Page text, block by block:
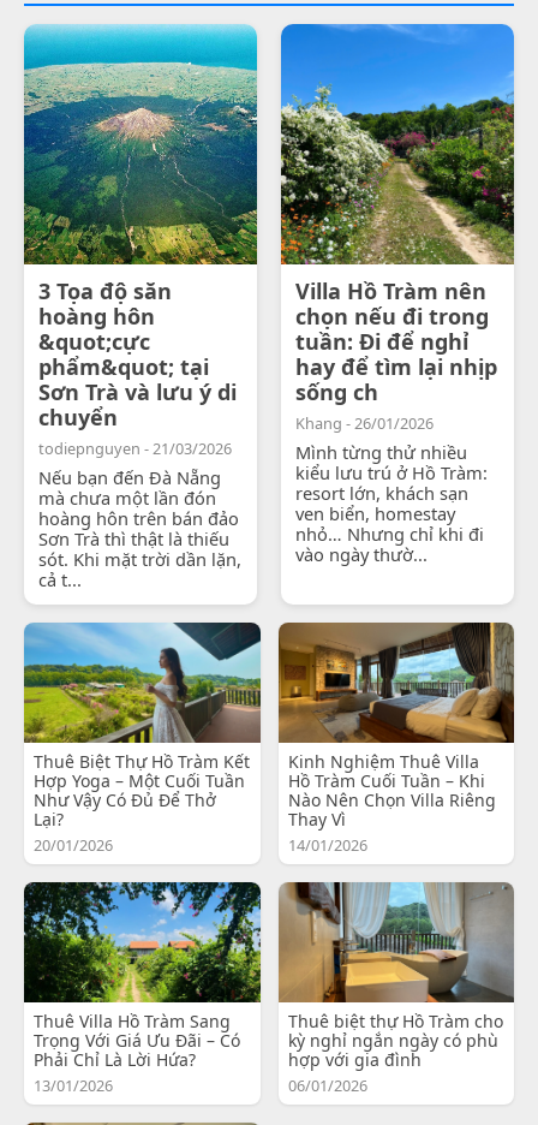
3 Tọa độ săn
hoàng hôn
&quot;cực
phẩm&quot; tại
Sơn Trà và lưu ý di
chuyển
todiepnguyen - 21/03/2026
Nếu bạn đến Đà Nẵng
mà chưa một lần đón
hoàng hôn trên bán đảo
Sơn Trà thì thật là thiếu
sót. Khi mặt trời dần lặn,
cả t...
Villa Hồ Tràm nên
chọn nếu đi trong
tuần: Đi để nghỉ
hay để tìm lại nhịp
sống ch
Khang - 26/01/2026
Mình từng thử nhiều
kiểu lưu trú ở Hồ Tràm:
resort lớn, khách sạn
ven biển, homestay
nhỏ… Nhưng chỉ khi đi
vào ngày thườ...
Thuê Biệt Thự Hồ Tràm Kết
Hợp Yoga – Một Cuối Tuần
Như Vậy Có Đủ Để Thở
Lại?
20/01/2026
Kinh Nghiệm Thuê Villa
Hồ Tràm Cuối Tuần – Khi
Nào Nên Chọn Villa Riêng
Thay Vì
14/01/2026
Thuê Villa Hồ Tràm Sang
Trọng Với Giá Ưu Đãi – Có
Phải Chỉ Là Lời Hứa?
13/01/2026
Thuê biệt thự Hồ Tràm cho
kỳ nghỉ ngắn ngày có phù
hợp với gia đình
06/01/2026